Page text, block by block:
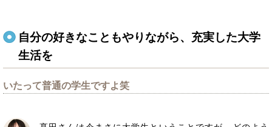
自分の好きなこともやりながら、充実した大学
生活を
いたって普通の学生ですよ笑